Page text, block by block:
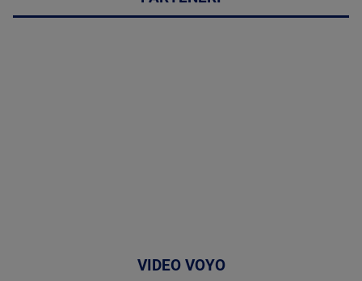
VIDEO VOYO